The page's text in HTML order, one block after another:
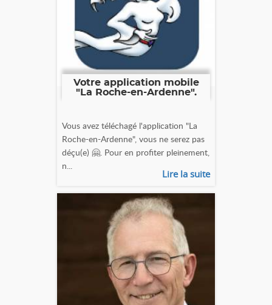
Votre application mobile
"La Roche-en-Ardenne".
Vous avez téléchagé l'application "La
Roche-en-Ardenne", vous ne serez pas
déçu(e) 🤗. Pour en profiter pleinement,
n...
Lire la suite